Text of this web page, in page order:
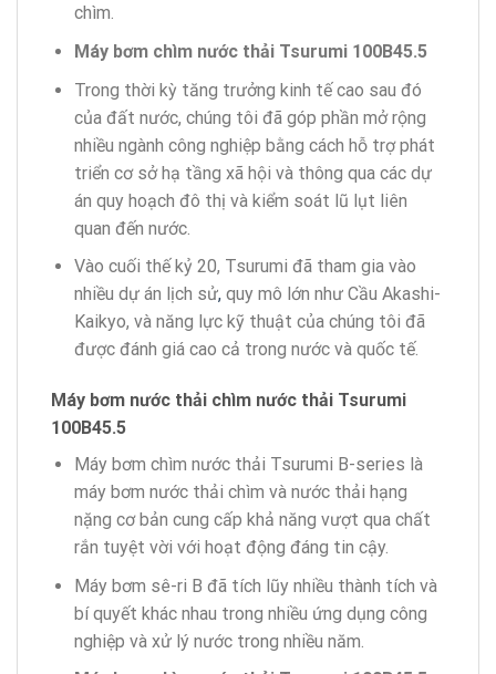
chìm.
Máy bơm chìm nước thải Tsurumi 100B45.5
Trong thời kỳ tăng trưởng kinh tế cao sau đó
của đất nước, chúng tôi đã góp phần mở rộng
nhiều ngành công nghiệp bằng cách hỗ trợ phát
triển cơ sở hạ tầng xã hội và thông qua các dự
án quy hoạch đô thị và kiểm soát lũ lụt liên
quan đến nước.
Vào cuối thế kỷ 20, Tsurumi đã tham gia vào
nhiều dự án lịch sử,quy mô lớn như Cầu Akashi-
Kaikyo, và năng lực kỹ thuật của chúng tôi đã
được đánh giá cao cả trong nước và quốc tế.
Máy bơm nước thải chìm nước thải Tsurumi
100B45.5
Máy bơm chìm nước thải Tsurumi B-series là
máy bơm nước thải chìm và nước thải hạng
nặng cơ bản cung cấp khả năng vượt qua chất
rắn tuyệt vời với hoạt động đáng tin cậy.
Máy bơm sê-ri B đã tích lũy nhiều thành tích và
bí quyết khác nhau trong nhiều ứng dụng công
nghiệp và xử lý nước trong nhiều năm.